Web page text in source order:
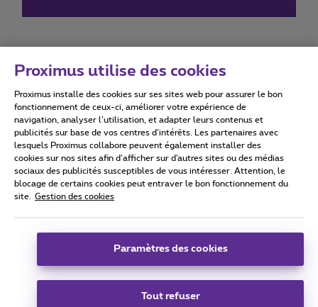
Conditions d'utilisation Accessibility statement
Tous droits réservés. © 2026 Proximus
Conditions générales, info consommateur
Coordonnées de l’entreprise
Boulevard du Roi Albert II 27 - B-1030 Bruxelles.
Proximus utilise des cookies
Proximus installe des cookies sur ses sites web pour assurer le bon
fonctionnement de ceux-ci, améliorer votre expérience de
navigation, analyser l’utilisation, et adapter leurs contenus et
publicités sur base de vos centres d’intérêts. Les partenaires avec
lesquels Proximus collabore peuvent également installer des
cookies sur nos sites afin d’afficher sur d'autres sites ou des médias
sociaux des publicités susceptibles de vous intéresser. Attention, le
blocage de certains cookies peut entraver le bon fonctionnement du
site.
Gestion des cookies
Paramètres des cookies
Tout refuser